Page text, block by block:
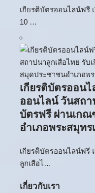
เกียรติบัตรออนไลน์ฟรี
10 …
เกียรติบัตรออน
ออนไลน์ วันสถา
บัตรฟรี ผ่านเก
อำเภอพระสมุทร
เกียรติบัตรออนไลน์ฟรี
ลูกเสือไ…
เกี่ยวกับเรา